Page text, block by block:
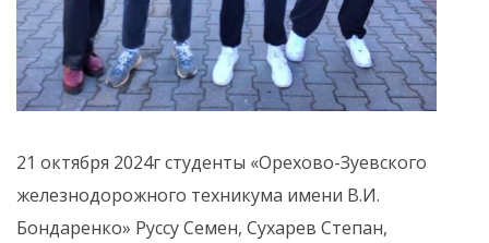
21 октября 2024г студенты «Орехово-Зуевского
железнодорожного техникума имени В.И.
Бондаренко» Руссу Семен, Сухарев Степан,